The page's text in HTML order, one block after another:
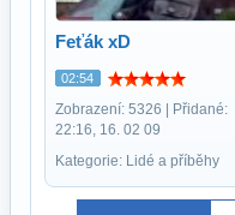
Feťák xD
02:54
Zobrazení: 5326 | Přidané:
22:16, 16. 02 09
Kategorie: Lidé a příběhy